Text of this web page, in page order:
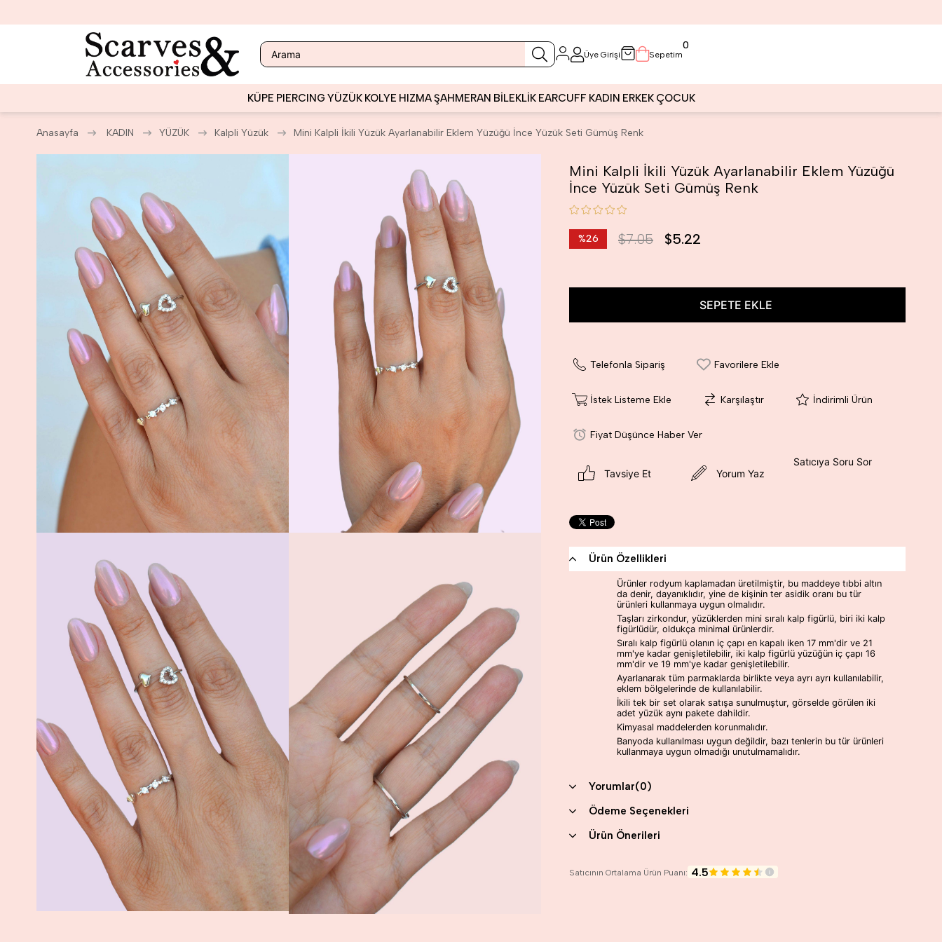
Üye Girişi Sepetim
0
KÜPE PIERCING YÜZÜK KOLYE HIZMAŞAHMERAN BİLEKLİK EARCUFF KADIN ERKEK ÇOCUK
Anasayfa KADIN YÜZÜK Kalpli Yüzük Mini Kalpli İkili Yüzük Ayarlanabilir Eklem Yüzüğü İnce Yüzük Seti Gümüş Renk
Mini Kalpli İkili Yüzük Ayarlanabilir Eklem Yüzüğü
İnce Yüzük Seti Gümüş Renk
%26
$7.05 $5.22
Telefonla Sipariş Favorilere Ekle
İstek Listeme Ekle Karşılaştır İndirimli Ürün
Fiyat Düşünce Haber Ver
Tavsiye Et Yorum Yaz
Satıcıya Soru Sor
Ürün Özellikleri
Ürünler rodyum kaplamadan üretilmiştir, bu maddeye tıbbi altın
da denir, dayanıklıdır, yine de kişinin ter asidik oranı bu tür
ürünleri kullanmaya uygun olmalıdır.
Taşları zirkondur, yüzüklerden mini sıralı kalp figürlü, biri iki kalp
figürlüdür, oldukça minimal ürünlerdir.
Sıralı kalp figürlü olanın iç çapı en kapalı iken 17 mm'dir ve 21
mm'ye kadar genişletilebilir, iki kalp figürlü yüzüğün iç çapı 16
mm'dir ve 19 mm'ye kadar genişletilebilir.
Ayarlanarak tüm parmaklarda birlikte veya ayrı ayrı kullanılabilir,
eklem bölgelerinde de kullanılabilir.
İkili tek bir set olarak satışa sunulmuştur, görselde görülen iki
adet yüzük aynı pakete dahildir.
Kimyasal maddelerden korunmalıdır.
Banyoda kullanılması uygun değildir, bazı tenlerin bu tür ürünleri
kullanmaya uygun olmadığı unutulmamalıdır.
Yorumlar(0)
Ödeme Seçenekleri
Ürün Önerileri
Satıcının Ortalama Ürün Puanı: 4.5